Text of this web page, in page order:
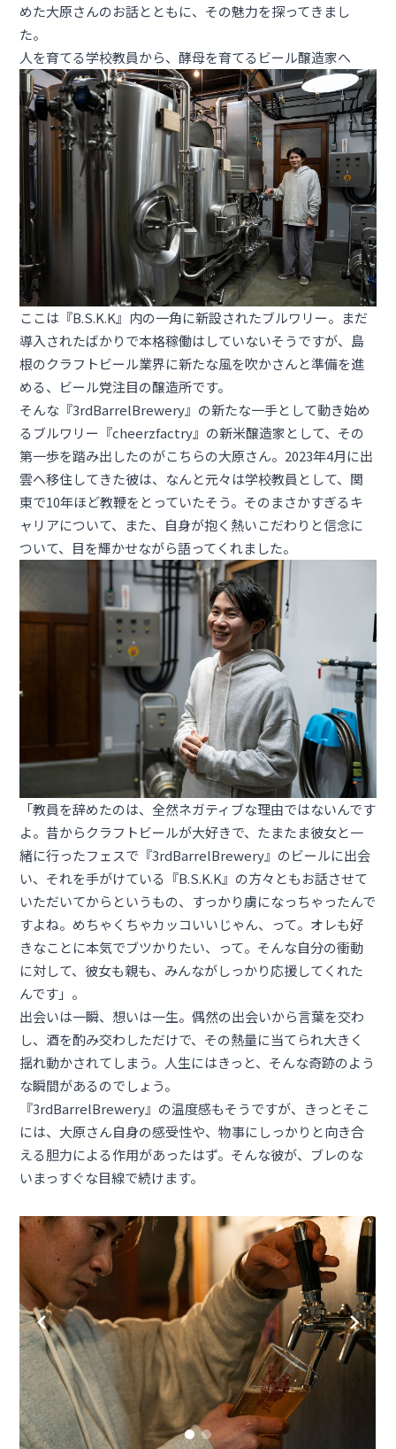
めた大原さんのお話とともに、その魅力を探ってきまし
た。
人を育てる学校教員から、酵母を育てるビール醸造家へ
ここは『B.S.K.K』内の一角に新設されたブルワリー。まだ
導入されたばかりで本格稼働はしていないそうですが、島
根のクラフトビール業界に新たな風を吹かさんと準備を進
める、ビール党注目の醸造所です。
そんな『3rdBarrelBrewery』の新たな一手として動き始め
るブルワリー『cheerzfactry』の新米醸造家として、その
第一歩を踏み出したのがこちらの大原さん。2023年4月に出
雲へ移住してきた彼は、なんと元々は学校教員として、関
東で10年ほど教鞭をとっていたそう。そのまさかすぎるキ
ャリアについて、また、自身が抱く熱いこだわりと信念に
ついて、目を輝かせながら語ってくれました。
「教員を辞めたのは、全然ネガティブな理由ではないんです
よ。昔からクラフトビールが大好きで、たまたま彼女と一
緒に行ったフェスで『3rdBarrelBrewery』のビールに出会
い、それを手がけている『B.S.K.K』の方々ともお話させて
いただいてからというもの、すっかり虜になっちゃったんで
すよね。めちゃくちゃカッコいいじゃん、って。オレも好
きなことに本気でブツかりたい、って。そんな自分の衝動
に対して、彼女も親も、みんながしっかり応援してくれた
んです」。
出会いは一瞬、想いは一生。偶然の出会いから言葉を交わ
し、酒を酌み交わしただけで、その熱量に当てられ大きく
揺れ動かされてしまう。人生にはきっと、そんな奇跡のよう
な瞬間があるのでしょう。
『3rdBarrelBrewery』の温度感もそうですが、きっとそこ
には、大原さん自身の感受性や、物事にしっかりと向き合
える胆力による作用があったはず。そんな彼が、ブレのな
いまっすぐな目線で続けます。